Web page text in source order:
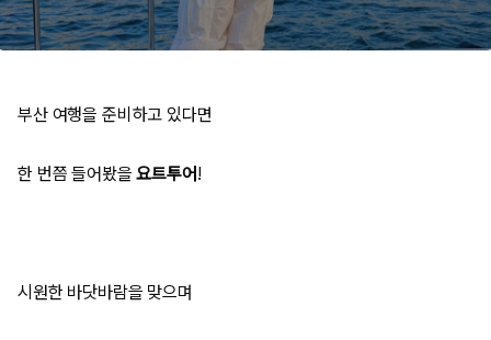
부산 여행을 준비하고 있다면
한 번쯤 들어봤을요트투어 !
시원한 바닷바람을 맞으며